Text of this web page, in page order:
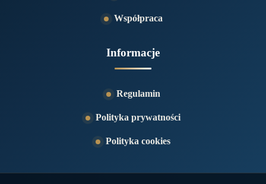
Współpraca
Informacje
Regulamin
Polityka prywatności
Polityka cookies